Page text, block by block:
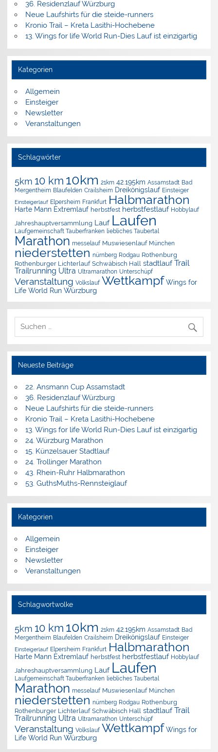
36. Residenzlauf Würzburg
Neue Laufshirts für die steide-runners
Kronio Trail – Kreta Lasithi-Hochebene
13. Wings for life World Run-Dies Lauf ist einzigartig
Kategorien
Allgemein
Einsteiger
Newsletter
Veranstaltungen
Schlagwörter
5km 10 km 10km 21km 42.195km Assamstadt Bad
Mergentheim Blaufelden Crailsheim Dreikönigslauf Einsteiger
Einsteigerlauf Elpersheim Frankfurt Halbmarathon
Harte Mann Extremlauf herbstfest herbstfestlauf Hobbylauf
Jahreshauptversammlung Lauf Laufen
Laufgemeinschaft Tauberfranken liebliches Taubertal
Marathon messelauf Muswiesenlauf München
niederstetten nürnberg Rodgau Rothenburg
Rothenburger Lichterlauf Schwäbisch Hall stadtlauf Trail
Trailrunning Ultra Ultramarathon Unterschüpf
Veranstaltung Volkslauf Wettkampf Wings for
Life World Run Würzburg
Neueste Beiträge
22. Ansmann Cup Assamstadt
36. Residenzlauf Würzburg
Neue Laufshirts für die steide-runners
Kronio Trail – Kreta Lasithi-Hochebene
13. Wings for life World Run-Dies Lauf ist einzigartig
24. Würzburg Marathon
15. Künzelsauer Stadtlauf
24. Trollinger Marathon
43. Rhein-Ruhr Halbmarathon
53. GuthsMuths-Rennsteiglauf
Kategorien
Allgemein
Einsteiger
Newsletter
Veranstaltungen
Schlagwortwolke
5km 10 km 10km 21km 42.195km Assamstadt Bad
Mergentheim Blaufelden Crailsheim Dreikönigslauf Einsteiger
Einsteigerlauf Elpersheim Frankfurt Halbmarathon
Harte Mann Extremlauf herbstfest herbstfestlauf Hobbylauf
Jahreshauptversammlung Lauf Laufen
Laufgemeinschaft Tauberfranken liebliches Taubertal
Marathon messelauf Muswiesenlauf München
niederstetten nürnberg Rodgau Rothenburg
Rothenburger Lichterlauf Schwäbisch Hall stadtlauf Trail
Trailrunning Ultra Ultramarathon Unterschüpf
Veranstaltung Volkslauf Wettkampf Wings for
Life World Run Würzburg